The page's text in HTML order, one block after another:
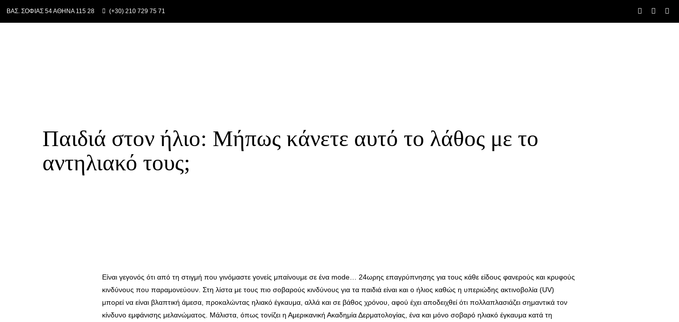
ΒΑΣ. ΣΟΦΙΑΣ 54 ΑΘΗΝΑ 115 28 (+30) 210 729 75 71
Παιδιά στον ήλιο: Μήπως κάνετε αυτό το λάθος με το
αντηλιακό τους;
Είναι γεγονός ότι από τη στιγμή που γινόμαστε γονείς μπαίνουμε σε ένα mode… 24ωρης επαγρύπνησης για τους κάθε είδους φανερούς και κρυφούς
κινδύνους που παραμονεύουν. Στη λίστα με τους πιο σοβαρούς κινδύνους για τα παιδιά είναι και ο ήλιος καθώς η υπεριώδης ακτινοβολία (UV)
μπορεί να είναι βλαπτική άμεσα, προκαλώντας ηλιακό έγκαυμα, αλλά και σε βάθος χρόνου, αφού έχει αποδειχθεί ότι πολλαπλασιάζει σημαντικά τον
κίνδυνο εμφάνισης μελανώματος. Μάλιστα, όπως τονίζει η Αμερικανική Ακαδημία Δερματολογίας, ένα και μόνο σοβαρό ηλιακό έγκαυμα κατά τη